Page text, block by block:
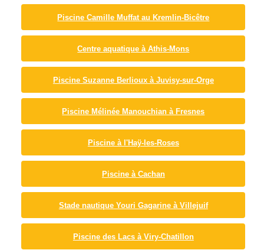
Piscine Camille Muffat au Kremlin-Bicêtre
Centre aquatique à Athis-Mons
Piscine Suzanne Berlioux à Juvisy-sur-Orge
Piscine Mélinée Manouchian à Fresnes
Piscine à l'Haÿ-les-Roses
Piscine à Cachan
Stade nautique Youri Gagarine à Villejuif
Piscine des Lacs à Viry-Chatillon